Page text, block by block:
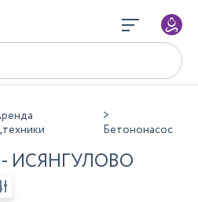
Бетононасос
ИСЯНГУЛОВО